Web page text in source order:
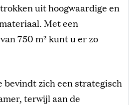
uit hoogwaardige en
Met een
750 m² kunt u er zo
bevindt zich een strategisch
terwijl aan de